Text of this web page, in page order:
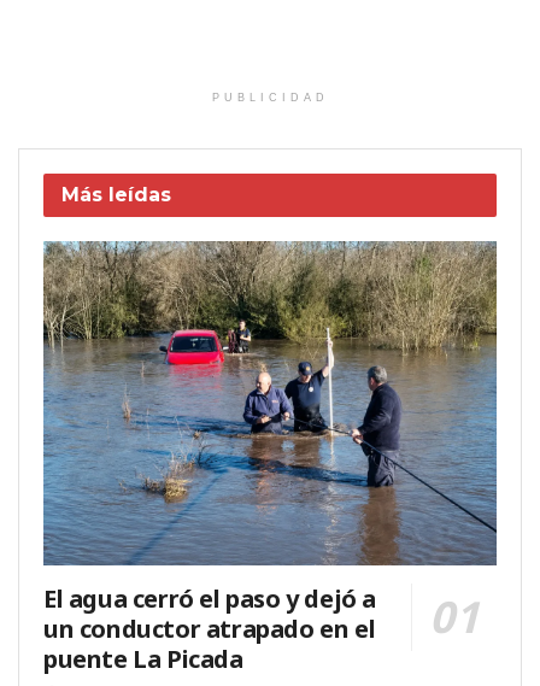
PUBLICIDAD
Más leídas
El agua cerró el paso y dejó a
un conductor atrapado en el
puente La Picada